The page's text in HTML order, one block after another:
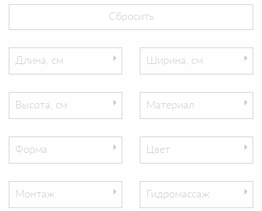
Длина, см Ширина, см
Высота, см Материал
Форма Цвет
Монтаж Гидромассаж